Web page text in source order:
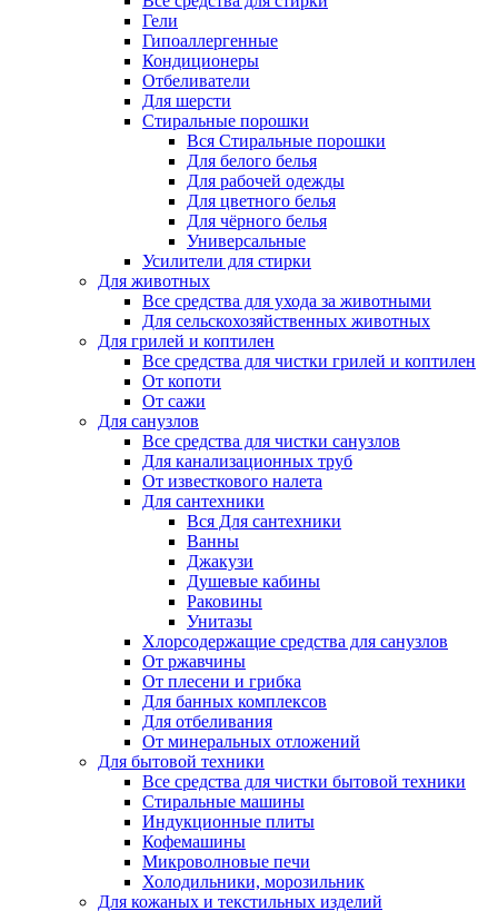
Гели
Гипоаллергенные
Кондиционеры
Отбеливатели
Для шерсти
Стиральные порошки
Вся Стиральные порошки
Для белого белья
Для рабочей одежды
Для цветного белья
Для чёрного белья
Универсальные
Усилители для стирки
Для животных
Все средства для ухода за животными
Для сельскохозяйственных животных
Для грилей и коптилен
Все средства для чистки грилей и коптилен
От копоти
От сажи
Для санузлов
Все средства для чистки санузлов
Для канализационных труб
От известкового налета
Для сантехники
Вся Для сантехники
Ванны
Джакузи
Душевые кабины
Раковины
Унитазы
Хлорсодержащие средства для санузлов
От ржавчины
От плесени и грибка
Для банных комплексов
Для отбеливания
От минеральных отложений
Для бытовой техники
Все средства для чистки бытовой техники
Стиральные машины
Индукционные плиты
Кофемашины
Микроволновые печи
Холодильники, морозильник
Для кожаных и текстильных изделий